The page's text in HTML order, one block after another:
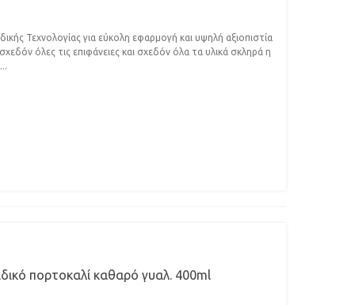
Τεχνολογίας για εύκολη εφαρμογή και υψηλή αξιοπιστία
όλες τις επιφάνειες και σχεδόν όλα τα υλικά σκληρά η
πορτοκαλί καθαρό γυαλ. 400ml